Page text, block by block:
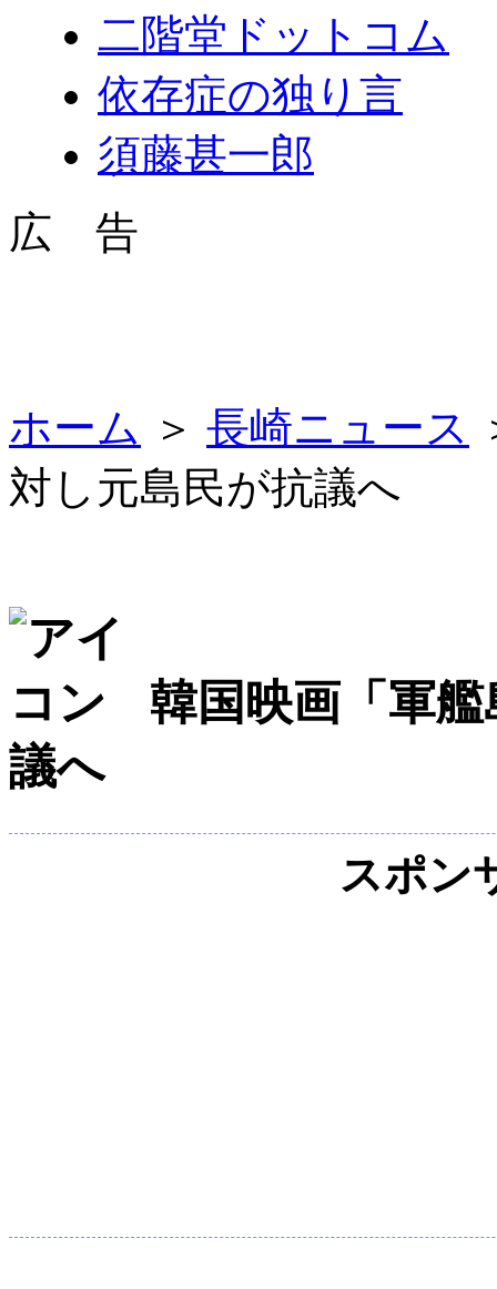
二階堂ドットコム
依存症の独り言
須藤甚一郎
広 告
ホーム ＞ 長崎ニュース
対し元島民が抗議へ
韓国映画「軍
議へ
スポン